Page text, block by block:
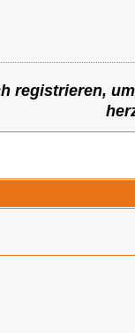
registrieren,